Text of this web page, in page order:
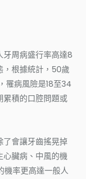
牙周病盛行率高達8
，根據統計，50歲
罹病風險是18至34
累積的口腔問題或
了會讓牙齒搖晃掉
心臟病、中風的機
機率更高達一般人